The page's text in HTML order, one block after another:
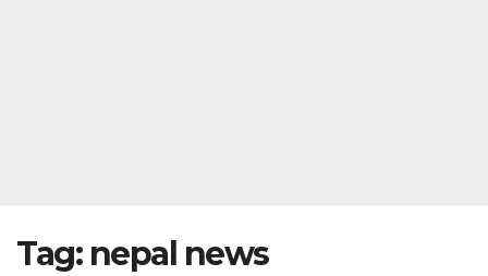
Tag: nepal news